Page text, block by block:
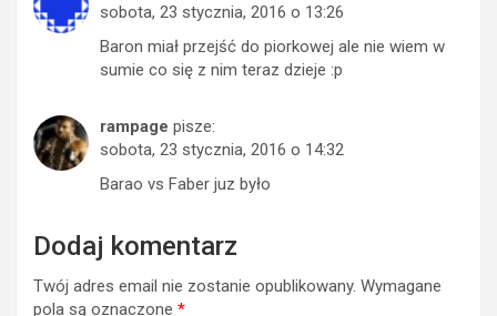
sobota, 23 stycznia, 2016 o 13:26
Baron miał przejść do piorkowej ale nie wiem w
sumie co się z nim teraz dzieje :p
rampage pisze:
sobota, 23 stycznia, 2016 o 14:32
Barao vs Faber juz było
Dodaj komentarz
Twój adres email nie zostanie opublikowany. Wymagane
pola są oznaczone *